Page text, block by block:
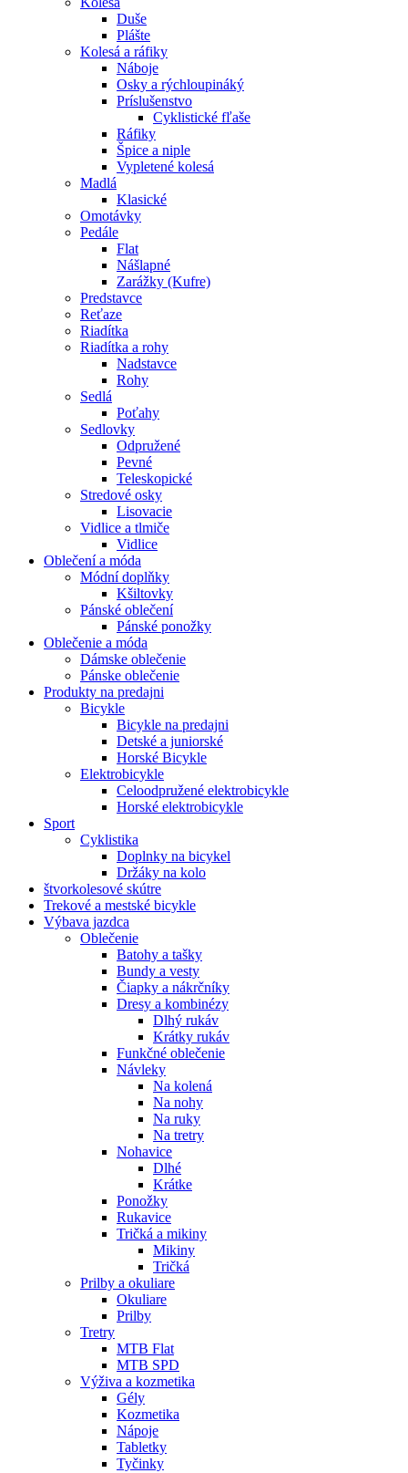
Duše
Plášte
Kolesá a ráfiky
Náboje
Osky a rýchloupináký
Príslušenstvo
Cyklistické fľaše
Ráfiky
Špice a niple
Vypletené kolesá
Madlá
Klasické
Omotávky
Pedále
Flat
Nášlapné
Zarážky (Kufre)
Predstavce
Reťaze
Riadítka
Riadítka a rohy
Nadstavce
Rohy
Sedlá
Poťahy
Sedlovky
Odpružené
Pevné
Teleskopické
Stredové osky
Lisovacie
Vidlice a tlmiče
Vidlice
Oblečení a móda
Módní doplňky
Kšiltovky
Pánské oblečení
Pánské ponožky
Oblečenie a móda
Dámske oblečenie
Pánske oblečenie
Produkty na predajni
Bicykle
Bicykle na predajni
Detské a juniorské
Horské Bicykle
Elektrobicykle
Celoodpružené elektrobicykle
Horské elektrobicykle
Sport
Cyklistika
Doplnky na bicykel
Držáky na kolo
štvorkolesové skútre
Trekové a mestské bicykle
Výbava jazdca
Oblečenie
Batohy a tašky
Bundy a vesty
Čiapky a nákrčníky
Dresy a kombinézy
Dlhý rukáv
Krátky rukáv
Funkčné oblečenie
Návleky
Na kolená
Na nohy
Na ruky
Na tretry
Nohavice
Dlhé
Krátke
Ponožky
Rukavice
Tričká a mikiny
Mikiny
Tričká
Prilby a okuliare
Okuliare
Prilby
Tretry
MTB Flat
MTB SPD
Výživa a kozmetika
Gély
Kozmetika
Nápoje
Tabletky
Tyčinky